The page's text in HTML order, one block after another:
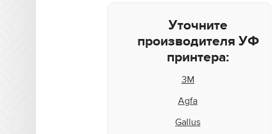
Уточните
производителя УФ
принтера:
3M
Agfa
Gallus